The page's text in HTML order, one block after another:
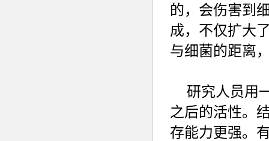
的，会伤害到
成，不仅扩大
与细菌的距离
研究人员用
之后的活性。
存能力更强。